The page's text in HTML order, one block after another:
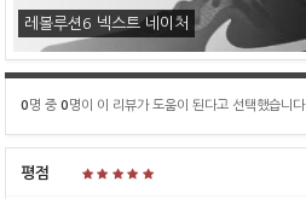
레볼루션6 넥스트 네이처
0명 중 0명이 이 리뷰가 도움이 된다고 선택했습니다
평점